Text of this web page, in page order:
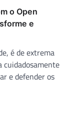
o Open
e
é de extrema
cuidadosamente
e defender os